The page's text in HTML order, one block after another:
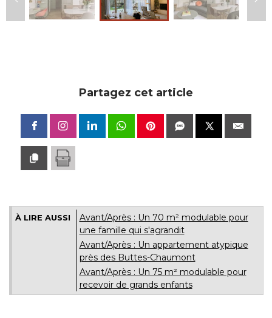
Partagez cet article
À LIRE AUSSI
Avant/Après : Un 70 m² modulable pour
une famille qui s'agrandit
Avant/Après : Un appartement atypique
près des Buttes-Chaumont
Avant/Après : Un 75 m² modulable pour
recevoir de grands enfants